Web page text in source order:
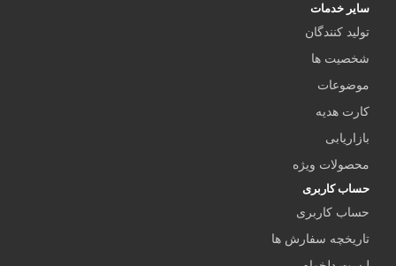
سایر خدمات
تولید کنندگان
شخصیت ها
موضوعات
کارت هدیه
بازاریابی
محصولات ویژه
حساب کاربری
حساب کاربری
تاریخچه سفارش ها